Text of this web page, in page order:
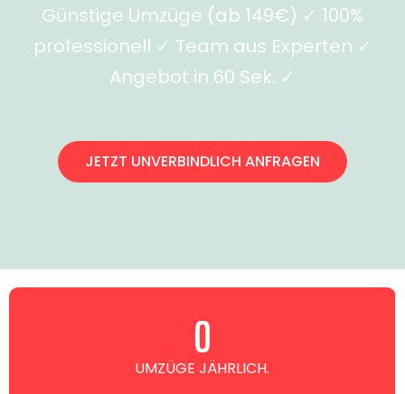
Günstige Umzüge (ab 149€) ✓ 100%
professionell ✓ Team aus Experten ✓
Angebot in 60 Sek. ✓
JETZT UNVERBINDLICH ANFRAGEN
UMZÜGE JÄHRLICH.
0